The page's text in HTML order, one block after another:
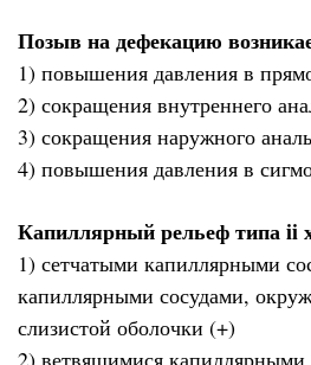
Позыв на дефекацию
1) повышения давления в
2) сокращения внутреннего
3) сокращения наружного
4) повышения давления в
Капиллярный рельеф типа ii
1) сетчатыми капиллярными
капиллярными сосудами,
слизистой оболочки (+)
2) ветвящимися капиллярными